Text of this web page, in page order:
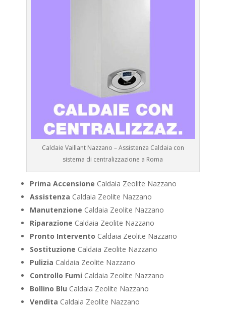
Caldaie Vaillant Nazzano – Assistenza Caldaia con
sistema di centralizzazione a Roma
Prima Accensione Caldaia Zeolite Nazzano
Assistenza Caldaia Zeolite Nazzano
Manutenzione Caldaia Zeolite Nazzano
Riparazione Caldaia Zeolite Nazzano
Pronto Intervento Caldaia Zeolite Nazzano
Sostituzione Caldaia Zeolite Nazzano
Pulizia Caldaia Zeolite Nazzano
Controllo Fumi Caldaia Zeolite Nazzano
Bollino Blu Caldaia Zeolite Nazzano
Vendita Caldaia Zeolite Nazzano